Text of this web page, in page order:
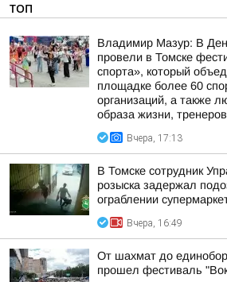
ТОП
Владимир Мазур: В
провели в Томске
спорта», который
площадке более 60
организаций, а также
образа жизни,
Вчера, 17:13
В Томске сотрудник
розыска задержал
ограблении
Вчера, 16:49
От шахмат до
прошел фестиваль